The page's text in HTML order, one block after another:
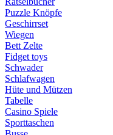
Puzzle Knöpfe
Geschirrset
Wiegen
Bett Zelte
Fidget toys
Schwader
Schlafwagen
Hüte und Mützen
Tabelle
Casino Spiele
Sporttaschen